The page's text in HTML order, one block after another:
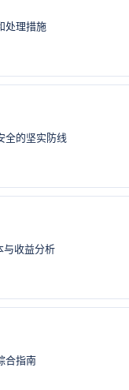
处理措施
全的坚实防线
与收益分析
合指南